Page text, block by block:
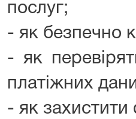
послуг;
- як безпечно
- як
платіжних
- як